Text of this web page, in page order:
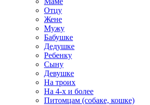
Отцу
Жене
Мужу
Бабушке
Дедушке
Ребенку
Сыну
Девушке
На троих
На 4-х и более
Питомцам (собаке, кошке)